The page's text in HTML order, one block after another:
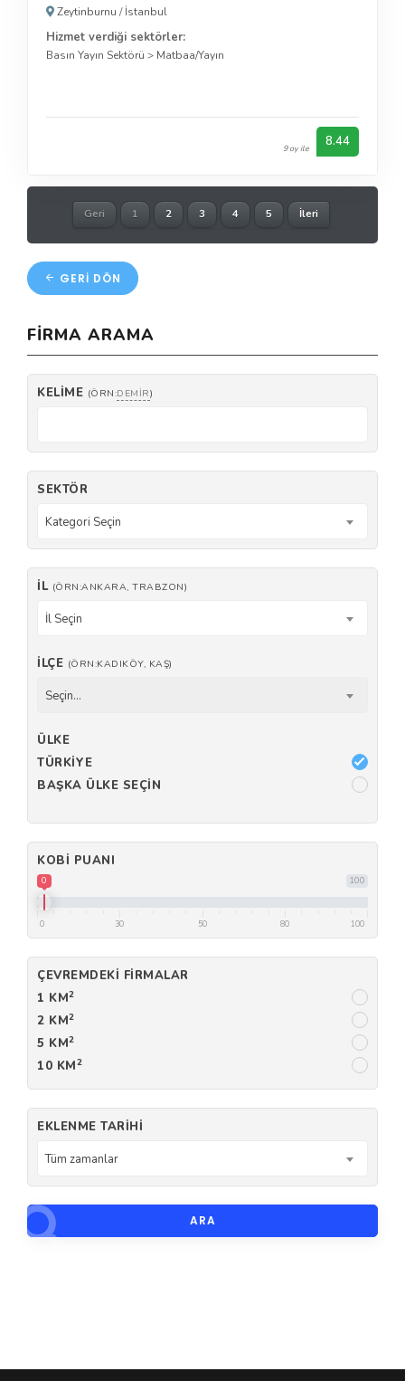
Zeytinburnu /İstanbul
Hizmet verdiği sektörler:
Basın Yayın Sektörü > Matbaa/Yayın
9 oy ile 8.44
Geri 1 2 3 4 5 İleri
GERI DÖN
FIRMA ARAMA
KELIME (ÖRN:DEMIR)
SEKTÖR
Kategori Seçin
İL (ÖRN:ANKARA, TRABZON)
İl Seçin
İLÇE (ÖRN:KADIKÖY, KAŞ)
Seçin...
ÜLKE
TÜRKIYE
BAŞKA ÜLKE SEÇIN
KOBI PUANI
100
0
0 30 50 80 100
ÇEVREMDEKI FIRMALAR
1 KM2
2 KM2
5 KM2
10 KM2
EKLENME TARIHI
Tüm zamanlar
ARA